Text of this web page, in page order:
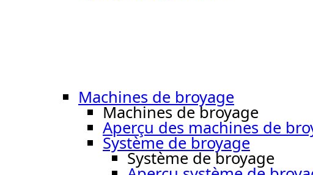
Machines de broyage
Machines de broyage
Aperçu des machines de
Système de broyage
Système de broyage